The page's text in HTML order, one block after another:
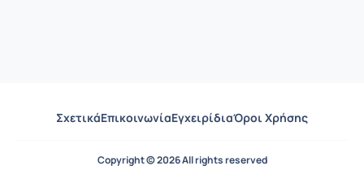
ΣχετικάΕπικοινωνίαΕγχειρίδιαΌροι Χρήσης
Copyright © 2026 All rights reserved